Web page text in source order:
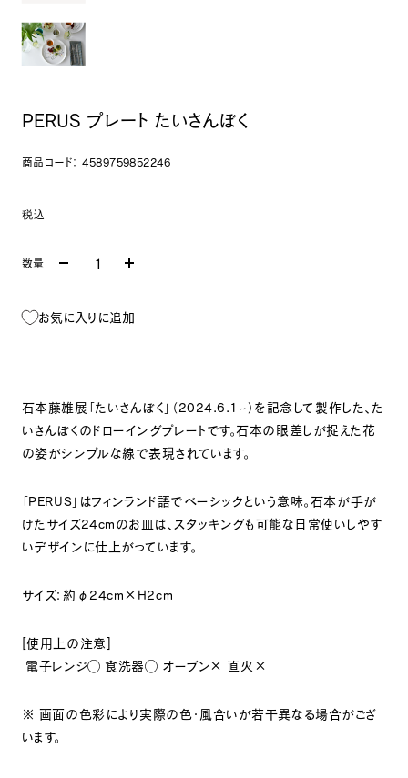
PERUS プレート たいさんぼく
商品コード：4589759852246
税込
数量
お気に入りに追加
石本藤雄展「たいさんぼく」（2024.6.1~）を記念して製作した、た
いさんぼくのドローイングプレートです。石本の眼差しが捉えた花
の姿がシンプルな線で表現されています。
「PERUS」はフィンランド語でベーシックという意味。石本が手が
けたサイズ24cmのお皿は、スタッキングも可能な日常使いしやす
いデザインに仕上がっています。
サイズ：約φ 24cm×H2cm
[使用上の注意]
電子レンジ◯ 食洗器◯ オーブン× 直火 ×
※ 画面の色彩により実際の色・風合いが若干異なる場合がござ
います。